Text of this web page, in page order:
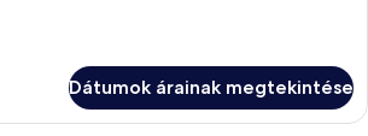
Dátumok árainak megtekintése